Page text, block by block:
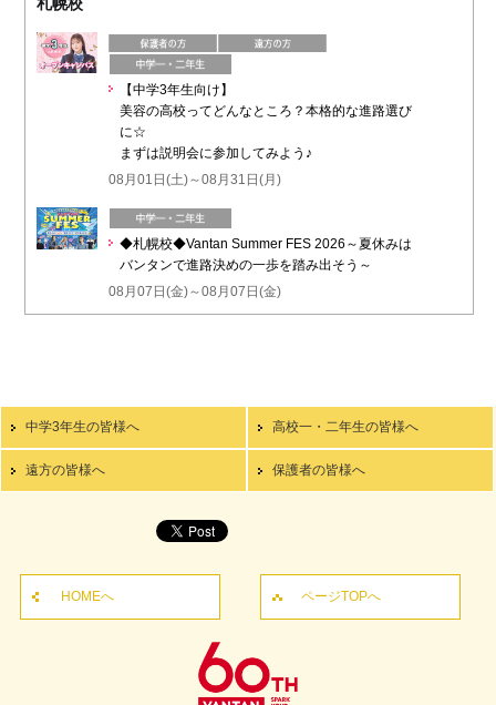
【中学3年生向け】
美容の高校ってどんなところ？本格的な進路選び
に☆
まずは説明会に参加してみよう♪
08月01日(土)～08月31日(月)
◆札幌校◆Vantan Summer FES 2026～夏休みは
バンタンで進路決めの一歩を踏み出そう～
08月07日(金)～08月07日(金)
中学3年生の皆様へ 高校一・二年生の皆様へ
遠方の皆様へ 保護者の皆様へ
HOMEへ ページTOPへ